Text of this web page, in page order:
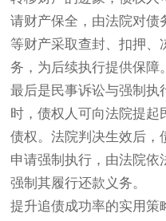
请财产保全，由法院对债
等财产采取查封、扣押、
务，为后续执行提供保障。
最后是民事诉讼与强制执
时，债权人可向法院提起
债权。法院判决生效后，
申请强制执行，由法院依
强制其履行还款义务。
提升追债成功率的实用策